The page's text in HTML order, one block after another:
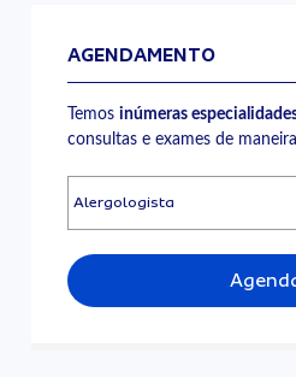
AGENDAMENTO
Temosinúmeras
consultas e exames de